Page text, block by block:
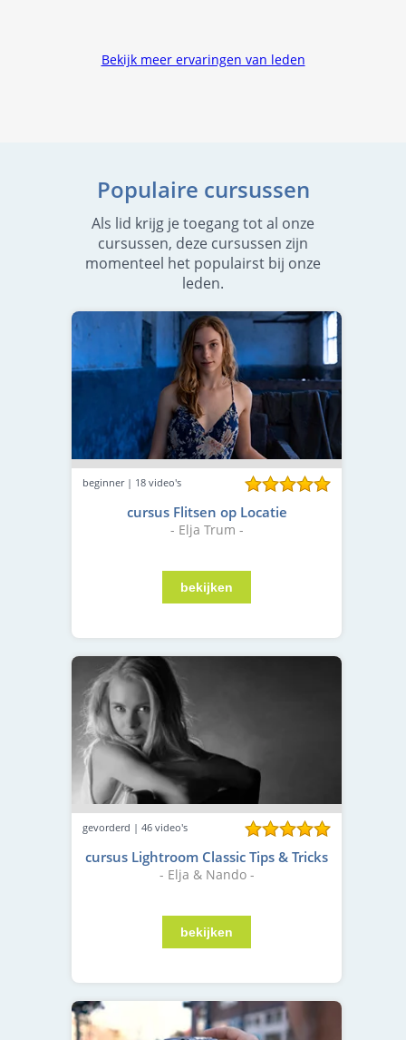
Bekijk meer ervaringen van leden
Populaire cursussen
Als lid krijg je toegang tot al onze
cursussen, deze cursussen zijn
momenteel het populairst bij onze
leden.
beginner | 18 video's
cursus Flitsen op Locatie
- Elja Trum -
gevorderd | 46 video's
cursus Lightroom Classic Tips & Tricks
- Elja & Nando -